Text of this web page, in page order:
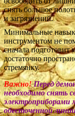
снять большое
и загрязнений.
Минимальные
инструментом не
сначала
достаточно
стремянку.
Важно! Перед
необходимо снять
электроприборами
обесточенной